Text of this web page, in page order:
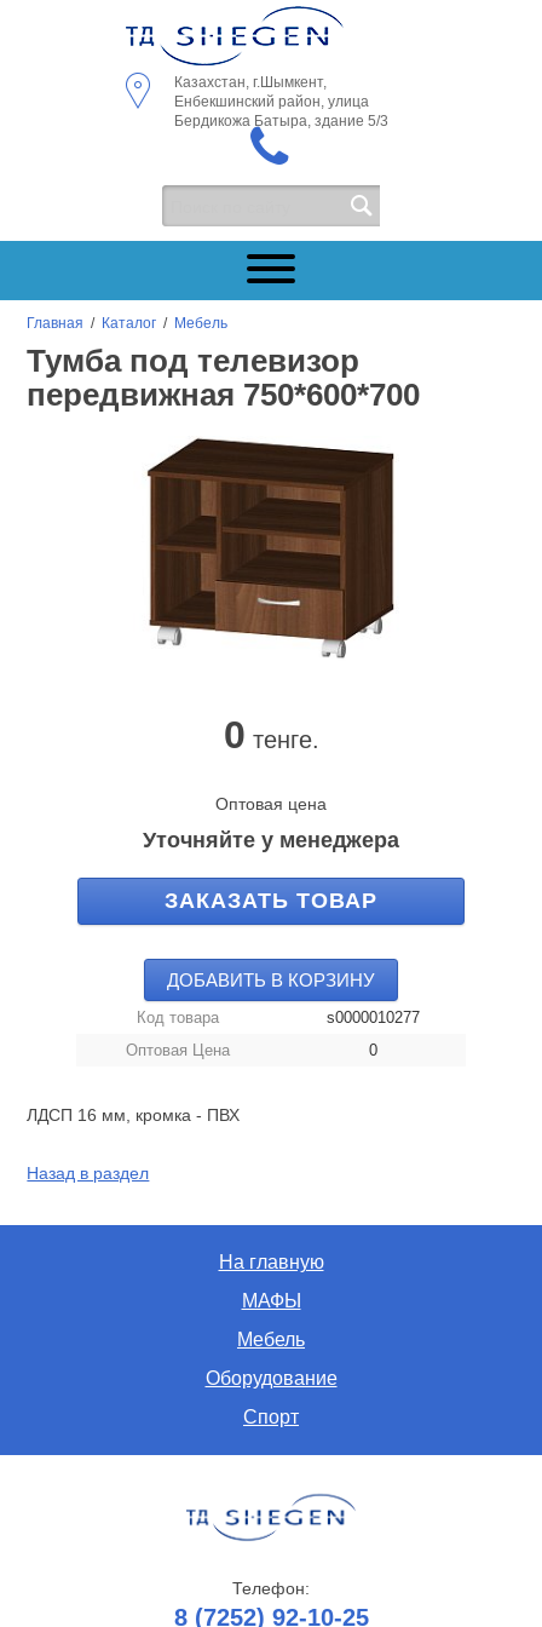
Казахстан, г.Шымкент,
Енбекшинский район, улица
Бердикожа Батыра, здание 5/3
Главная / Каталог / Мебель
Тумба под телевизор
передвижная 750*600*700
0 тенге.
Оптовая цена
Уточняйте у менеджера
ЗАКАЗАТЬ ТОВАР
ДОБАВИТЬ В КОРЗИНУ
Код товара
s0000010277
Оптовая Цена
0
ЛДСП 16 мм, кромка - ПВХ
Назад в раздел
На главную
МАФЫ
Мебель
Оборудование
Спорт
Телефон:
8 (7252) 92-10-25